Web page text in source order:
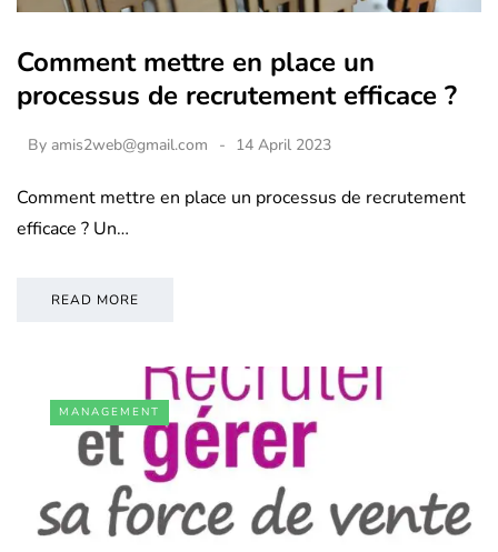
Comment mettre en place un
processus de recrutement efficace ?
By amis2web@gmail.com 14 April 2023
Comment mettre en place un processus de recrutement
efficace ? Un…
READ MORE
MANAGEMENT